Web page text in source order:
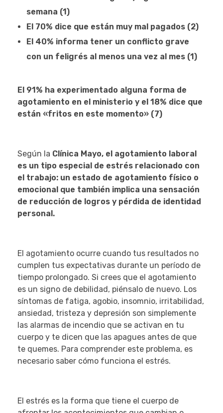
semana (1)
El 70% dice que están muy mal pagados (2)
El 40% informa tener un conflicto grave
con un feligrés al menos una vez al mes (1)
El 91% ha experimentado alguna forma de
agotamiento en el ministerio y el 18% dice que
están «fritos en este momento» (7)
Según la Clínica Mayo, el agotamiento laboral
es un tipo especial de estrés relacionado con
el trabajo: un estado de agotamiento físico o
emocional que también implica una sensación
de reducción de logros y pérdida de identidad
personal.
El agotamiento ocurre cuando tus resultados no
cumplen tus expectativas durante un período de
tiempo prolongado. Si crees que el agotamiento
es un signo de debilidad, piénsalo de nuevo. Los
síntomas de fatiga, agobio, insomnio, irritabilidad,
ansiedad, tristeza y depresión son simplemente
las alarmas de incendio que se activan en tu
cuerpo y te dicen que las apagues antes de que
te quemes. Para comprender este problema, es
necesario saber cómo funciona el estrés.
El estrés es la forma que tiene el cuerpo de